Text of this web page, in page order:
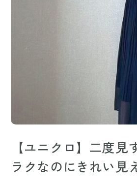
【ユニクロ】二度
ラクなのにきれい見